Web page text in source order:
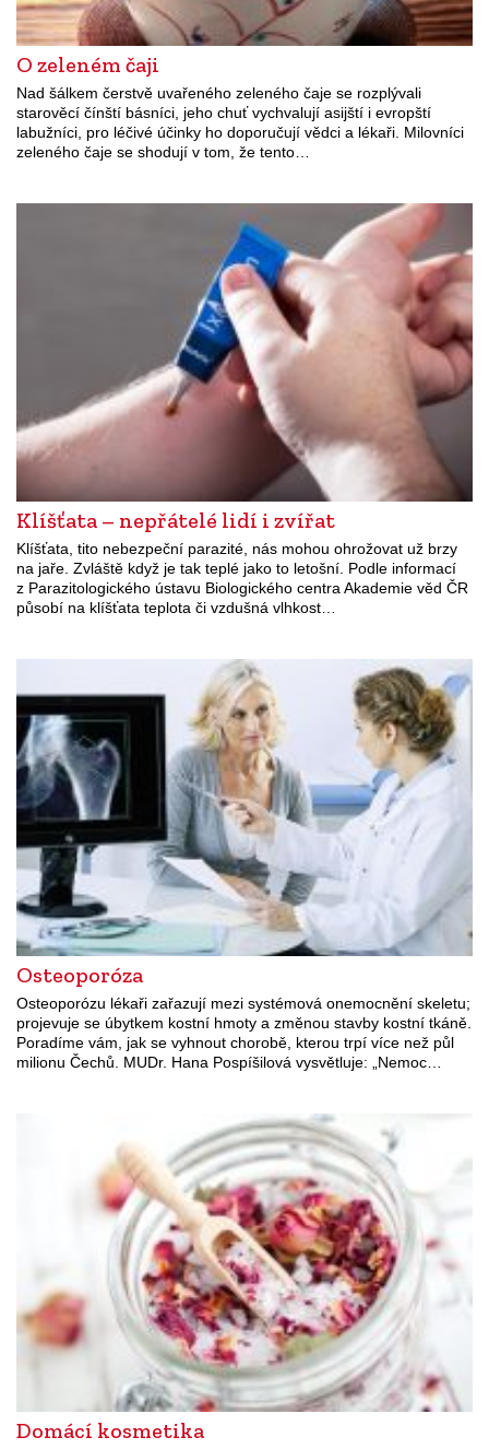
O zeleném čaji
Nad šálkem čerstvě uvařeného zeleného čaje se rozplývali
starověcí čínští básníci, jeho chuť vychvalují asijští i evropští
labužníci, pro léčivé účinky ho doporučují vědci a lékaři. Milovníci
zeleného čaje se shodují v tom, že tento…
Klíšťata – nepřátelé lidí i zvířat
Klíšťata, tito nebezpeční parazité, nás mohou ohrožovat už brzy
na jaře. Zvláště když je tak teplé jako to letošní. Podle informací
z Parazitologického ústavu Biologického centra Akademie věd ČR
působí na klíšťata teplota či vzdušná vlhkost…
Osteoporóza
Osteoporózu lékaři zařazují mezi systémová onemocnění skeletu;
projevuje se úbytkem kostní hmoty a změnou stavby kostní tkáně.
Poradíme vám, jak se vyhnout chorobě, kterou trpí více než půl
milionu Čechů. MUDr. Hana Pospíšilová vysvětluje: „Nemoc…
Domácí kosmetika